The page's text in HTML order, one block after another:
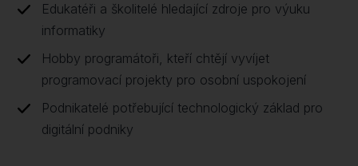
Edukatéři a školitelé hledající zdroje pro výuku
informatiky
Hobby programátoři, kteří chtějí vyvíjet
programovací projekty pro osobní uspokojení
Podnikatelé potřebující technologický základ pro
digitální podniky